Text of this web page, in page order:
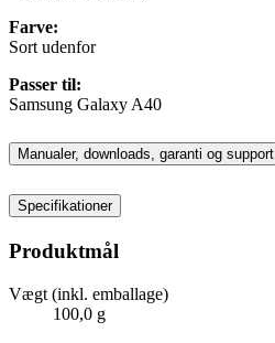
Farve:
Sort udenfor
Passer til:
Samsung Galaxy A40
Manualer, downloads, garanti og support
Specifikationer
Produktmål
Vægt (inkl. emballage)
100,0 g